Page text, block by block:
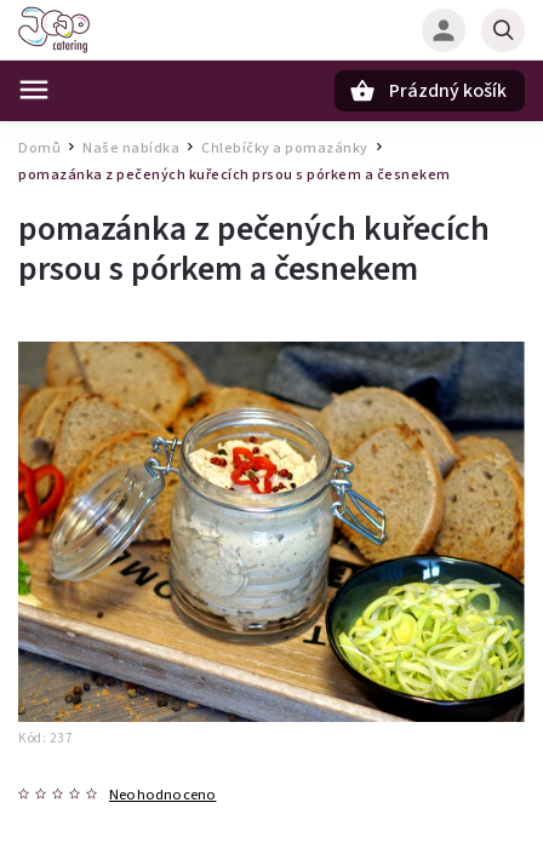
Prázdný košík
Domů / Naše nabídka / Chlebíčky a pomazánky
pomazánka z pečených kuřecích prsou s pórkem a česnekem
pomazánka z pečených kuřecích
prsou s pórkem a česnekem
Kód: 237
Neohodnoceno